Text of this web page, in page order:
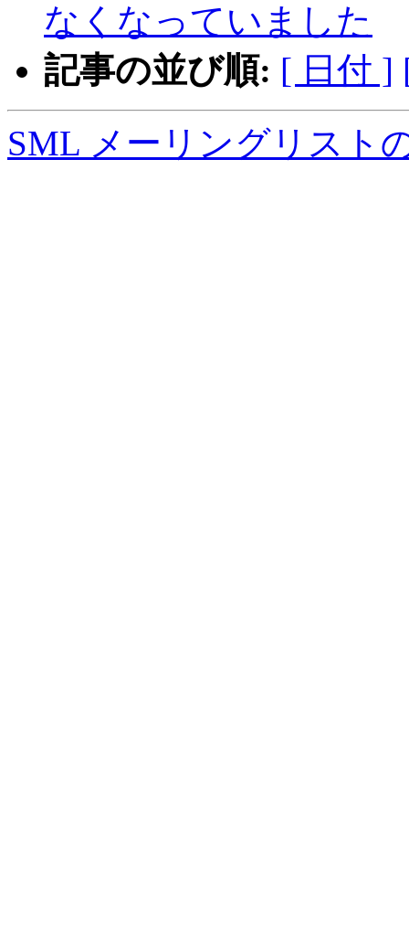
なくなっていました
記事の並び順: [ 日付 ]
SML メーリングリスト